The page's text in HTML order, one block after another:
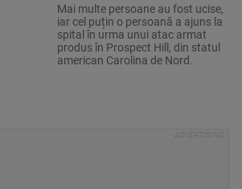
Mai multe persoane au fost ucise,
iar cel puțin o persoană a ajuns la
spital în urma unui atac armat
produs în Prospect Hill, din statul
american Carolina de Nord.